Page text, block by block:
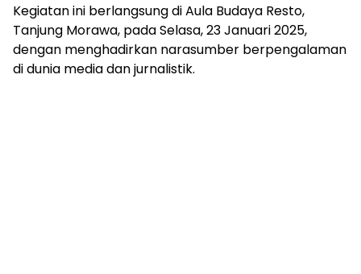
Kegiatan ini berlangsung di Aula Budaya Resto,
Tanjung Morawa, pada Selasa, 23 Januari 2025,
dengan menghadirkan narasumber berpengalaman
di dunia media dan jurnalistik.